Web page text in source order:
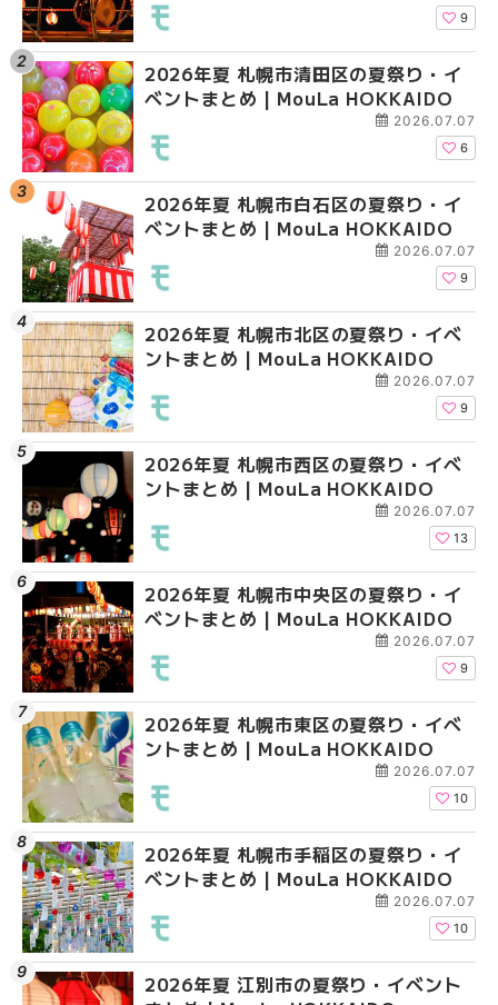
9
2026年夏 札幌市清田区の夏祭り・イ
ベントまとめ | MouLa HOKKAIDO
2026.07.07
6
2026年夏 札幌市白石区の夏祭り・イ
ベントまとめ | MouLa HOKKAIDO
2026.07.07
9
2026年夏 札幌市北区の夏祭り・イベ
ントまとめ | MouLa HOKKAIDO
2026.07.07
9
2026年夏 札幌市西区の夏祭り・イベ
ントまとめ | MouLa HOKKAIDO
2026.07.07
13
2026年夏 札幌市中央区の夏祭り・イ
ベントまとめ | MouLa HOKKAIDO
2026.07.07
9
2026年夏 札幌市東区の夏祭り・イベ
ントまとめ | MouLa HOKKAIDO
2026.07.07
10
2026年夏 札幌市手稲区の夏祭り・イ
ベントまとめ | MouLa HOKKAIDO
2026.07.07
10
2026年夏 江別市の夏祭り・イベント
2026年夏 札幌市白石
ベントまとめ |
2026年夏 札幌市西区
ントまとめ | MouLa
2026年夏 札幌市豊平
ベントまとめ |
2026年夏 札幌市北区
ントまとめ | MouLa
2026年夏 札幌市清田
ベントまとめ |
2026年夏 札幌市手稲
ベントまとめ |
2026年夏 札幌市中央
ベントまとめ |
2026年夏 札幌市南区
2026年夏 札幌市北区
ントまとめ | MouLa
2026年夏 札幌市白石
ベントまとめ |
2026年夏 札幌市西区
ントまとめ | MouLa
2026年夏 札幌市清田
ベントまとめ |
2026年夏 札幌市手稲
ベントまとめ |
2026年夏 札幌市豊平
ベントまとめ |
2026年夏 札幌市東区
ントまとめ | MouLa
2026年夏 札幌市南区